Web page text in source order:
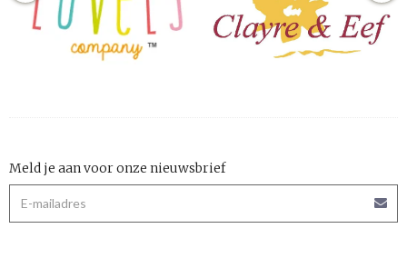
Meld je aan voor onze nieuwsbrief